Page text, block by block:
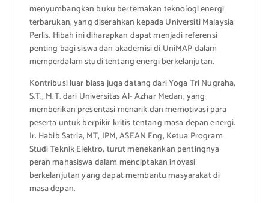
menyumbangkan buku bertemakan teknologi energi
terbarukan, yang diserahkan kepada Universiti Malaysia
Perlis. Hibah ini diharapkan dapat menjadi referensi
penting bagi siswa dan akademisi di UniMAP dalam
memperdalam studi tentang energi berkelanjutan.
Kontribusi luar biasa juga datang dari Yoga Tri Nugraha,
S.T., M.T. dari Universitas Al- Azhar Medan, yang
memberikan presentasi menarik dan memotivasi para
peserta untuk berpikir kritis tentang masa depan energi.
Ir. Habib Satria, MT, IPM, ASEAN Eng, Ketua Program
Studi Teknik Elektro, turut menekankan pentingnya
peran mahasiswa dalam menciptakan inovasi
berkelanjutan yang dapat membantu masyarakat di
masa depan.